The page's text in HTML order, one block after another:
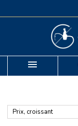
Prix, croissant